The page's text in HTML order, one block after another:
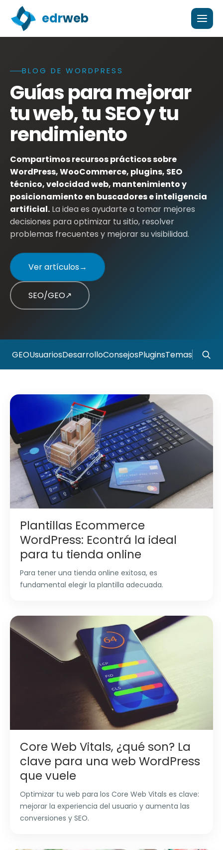
edrweb
Blog de edrweb con guías sobre WordPress,
BLOG DE WORDPRESS
Guías para mejorar
tu web, tu SEO y tu
rendimiento
Compartimos recursos prácticos sobre
WordPress, WooCommerce, plugins, SEO
técnico, velocidad web, mantenimiento y
posicionamiento en buscadores e inteligencia
artificial. La idea es ayudarte a tomar mejores
decisiones para optimizar tu sitio, resolver
problemas frecuentes y mejorar su visibilidad.
Ver artículos→
SEO/GEO↗
GEOUsuariosDesarrolloConsejosPluginsTemas
Plantillas Ecommerce
WordPress: Econtrá la ideal
para tu tienda online
Para tener una tienda online exitosa, es
fundamental elegir la plantilla adecuada.
Core Web Vitals, ¿qué son? La
clave para una web WordPress
que vuele
Optimizar tu web para los Core Web Vitals es clave:
mejorar la experiencia del usuario y aumenta las
conversiones y SEO.